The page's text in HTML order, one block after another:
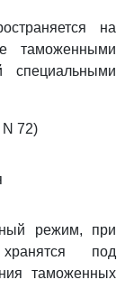
на
таможенными
специальными
72)
режим, при
под
таможенных